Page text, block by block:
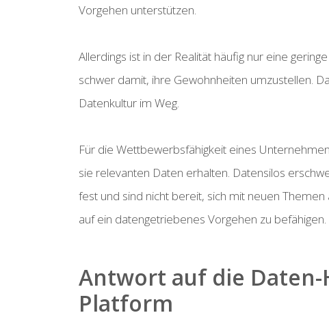
Vorgehen unterstützen.
Allerdings ist in der Realität häufig nur eine
schwer damit, ihre Gewohnheiten umzustellen.
Datenkultur im Weg.
Für die Wettbewerbsfähigkeit eines
sie relevanten Daten erhalten. Datensilos
fest und sind nicht bereit, sich mit neuen
auf ein datengetriebenes Vorgehen zu befähigen.
Antwort auf die
Platform